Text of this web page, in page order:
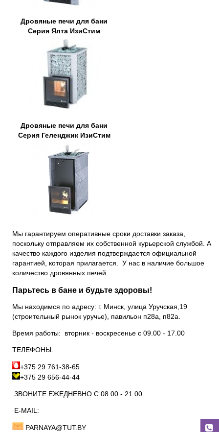
Дровяные печи для бани
Серия Ялта ИзиСтим
Дровяные печи для бани
Серия Геленджик ИзиСтим
Мы гарантируем оперативные сроки доставки заказа,
поскольку отправляем их собственной курьерской службой. А
качество каждого изделия подтверждается официальной
гарантией, которая прилагается. У нас в наличие большое
количество дровянных печей
Парьтесь в бане и будьте здоровы!
Мы находимся по адресу: г. Минск, улица Уручская,19
(строительный рынок уручье), павильон п28а, п82а.
Время работы: вторник - воскресенье с 09.00 - 17.00
ТЕЛЕФОНЫ:
+375 29 761-38-65
+375 29 656-44-44
ЗВОНИТЕ ЕЖЕДНЕВНО С 08.00 - 21.00
Е-MAIL:
PARNAYA@TUT.BY